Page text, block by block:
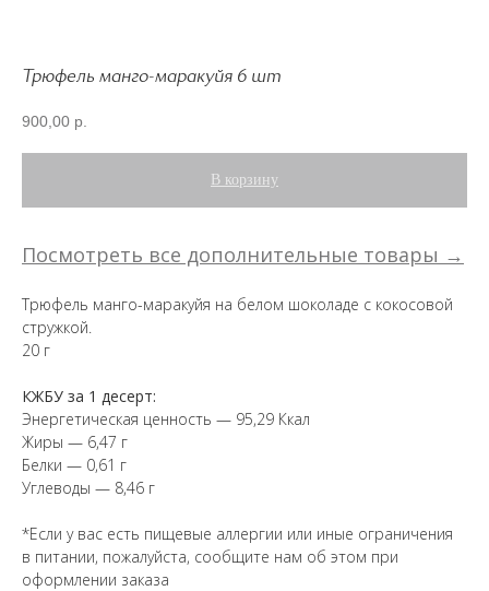
Трюфель манго-маракуйя 6 шт
900,00 р.
В корзину
Посмотреть все дополнительные товары →
Трюфель манго-маракуйя на белом шоколаде с кокосовой
стружкой.
20 г
КЖБУ за 1 десерт:
Энергетическая ценность — 95,29 Ккал
Жиры — 6,47 г
Белки — 0,61 г
Углеводы — 8,46 г
*Если у вас есть пищевые аллергии или иные ограничения
в питании, пожалуйста, сообщите нам об этом при
оформлении заказа